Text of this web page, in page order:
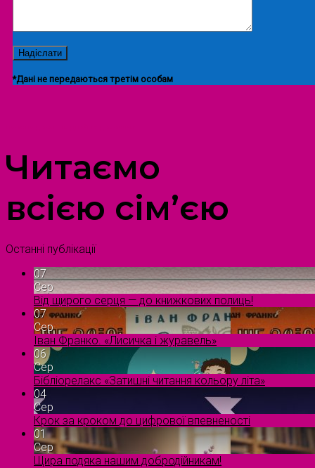
*Дані не передаються третім особам
Читаємо
всією сім’єю
Останні публікації
07
Сер
Від щирого серця — до книжкових полиць!
07
Сер
Іван Франко. «Лисичка і журавель»
06
Сер
Бібліорелакс «Затишні читання кольору літа»
04
Сер
Крок за кроком до цифрової впевненості
01
Сер
Щира подяка нашим добродійникам!